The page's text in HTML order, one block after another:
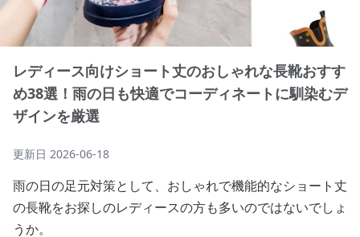
レディース向けショート丈のおしゃれな長靴おすす
め38選！雨の日も快適でコーディネートに馴染むデ
ザインを厳選
更新日 2026-06-18
雨の日の足元対策として、おしゃれで機能的なショート丈
の長靴をお探しのレディースの方も多いのではないでしょ
うか。